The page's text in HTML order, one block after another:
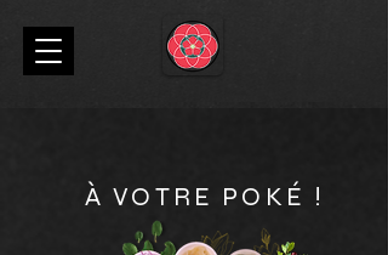
À VOTRE POKÉ !